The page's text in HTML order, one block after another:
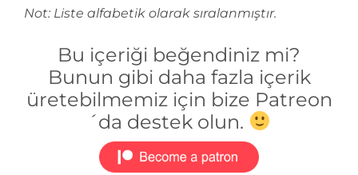
Not: Liste alfabetik olarak sıralanmıştır.
Bu içeriği beğendiniz mi?
Bunun gibi daha fazla içerik
üretebilmemiz için bize Patreon
´da destek olun.